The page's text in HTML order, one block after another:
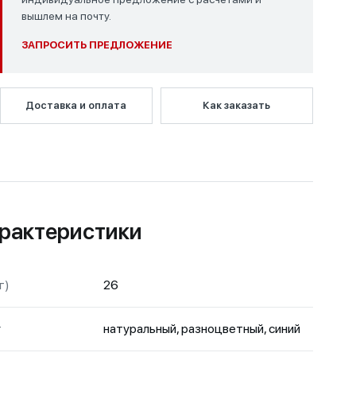
вышлем на почту.
ЗАПРОСИТЬ ПРЕДЛОЖЕНИЕ
Доставка и оплата Как заказать
26
натуральный, разноцветный, синий